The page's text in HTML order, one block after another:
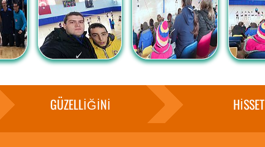
GÜZELLİĞİNİ HİSSET